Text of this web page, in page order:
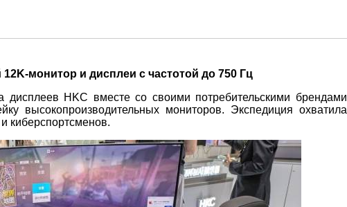
12K-монитор и дисплеи с частотой до 750 Гц
дисплеев HKC вместе со своими потребительскими брендами
высокопроизводительных мониторов. Экспедиция охватила
киберспортсменов.